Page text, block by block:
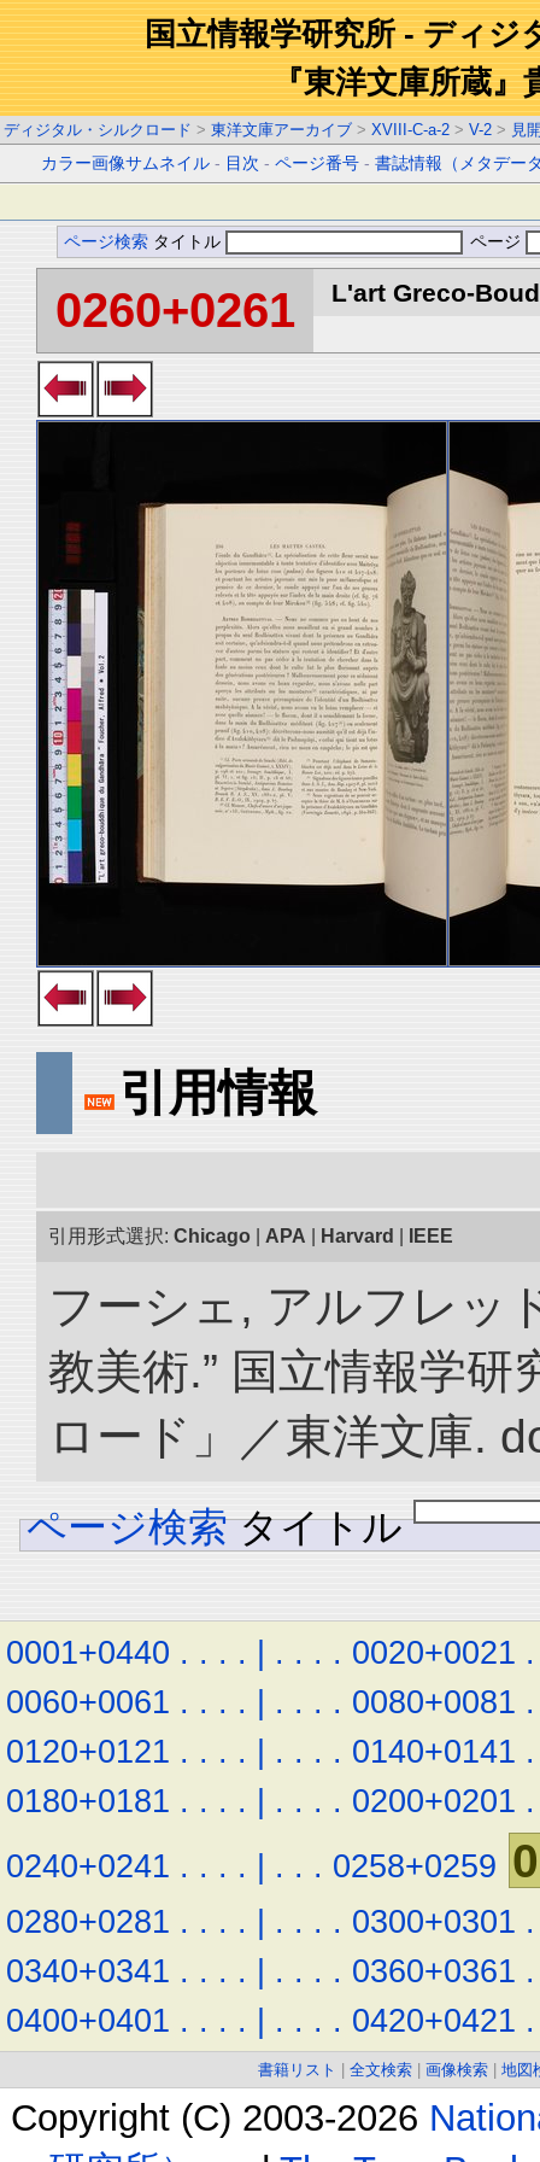
国立情報学研究所 - ディジ
『東洋文庫所蔵』
ディジタル・シルクロード > 東洋文庫アーカイブ > XVIII-C-a-2 > V-2 > 見
カラー画像サムネイル - 目次 -ページ番号 -書誌情報（メタデー
ページ検索 タイトル ページ
0260+0261 L'art Greco-
引用情報
引用形式選択: Chicago APA Harvard IEEE
フーシェ, アルフレッ
教美術.” 国立情報学
ロード」／東洋文庫.
ページ検索 タイトル
0001+0440 . . . . | . . . . 0020+0021 .
0060+0061 . . . . | . . . . 0080+0081 .
0120+0121 . . . . | . . . . 0140+0141 .
0180+0181 . . . . | . . . . 0200+0201 .
0240+0241 . . . . | . . . 0258+0259
0280+0281 . . . . | . . . . 0300+0301 .
0340+0341 . . . . | . . . . 0360+0361 .
0400+0401 . . . . | . . . . 0420+0421 .
書籍リスト 全文検索 画像検索 地図
Copyright (C) 2003-2026